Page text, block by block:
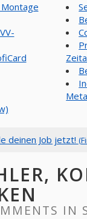
deinen Job jetzt!
IN